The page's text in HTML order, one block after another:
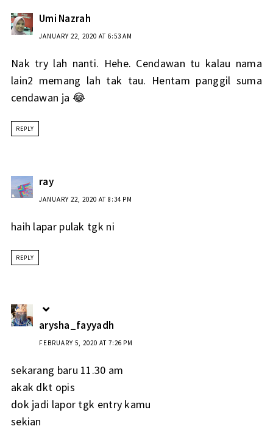
Umi Nazrah
JANUARY 22, 2020 AT 6:53 AM
Nak try lah nanti. Hehe. Cendawan tu kalau nama
lain2 memang lah tak tau. Hentam panggil suma
cendawan ja 😂
REPLY
ray
JANUARY 22, 2020 AT 8:34 PM
haih lapar pulak tgk ni
REPLY
arysha_fayyadh
FEBRUARY 5, 2020 AT 7:26 PM
sekarang baru 11.30 am
akak dkt opis
dok jadi lapor tgk entry kamu
sekian